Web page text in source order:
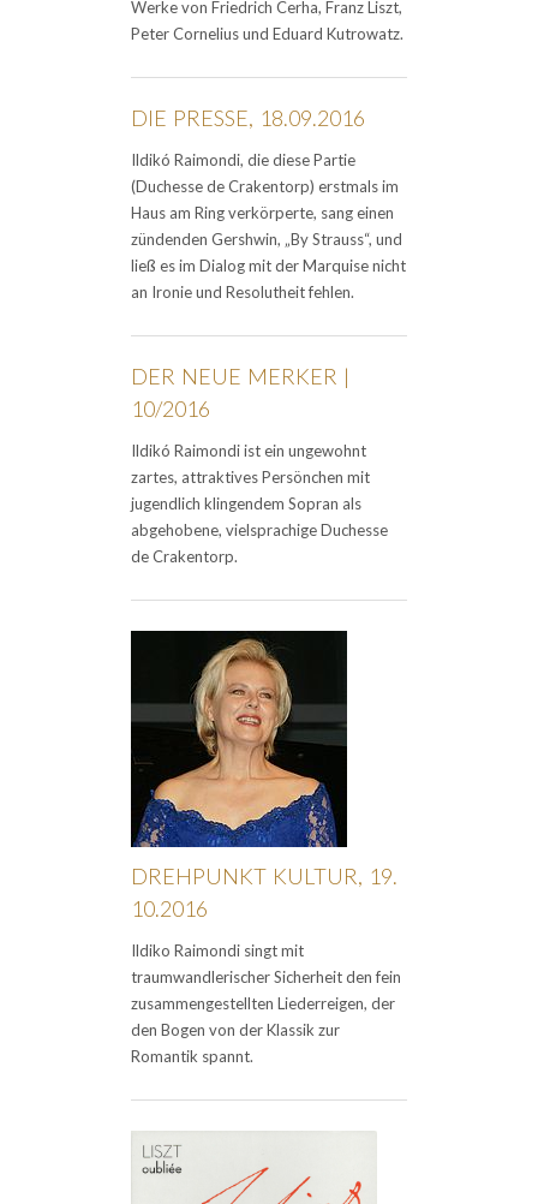
Werke von Friedrich Cerha, Franz Liszt,
Peter Cornelius und Eduard Kutrowatz.
DIE PRESSE, 18.09.2016
Ildikó Raimondi, die diese Partie
(Duchesse de Crakentorp) erstmals im
Haus am Ring verkörperte, sang einen
zündenden Gershwin, „By Strauss“, und
ließ es im Dialog mit der Marquise nicht
an Ironie und Resolutheit fehlen.
DER NEUE MERKER |
10/2016
Ildikó Raimondi ist ein ungewohnt
zartes, attraktives Persönchen mit
jugendlich klingendem Sopran als
abgehobene, vielsprachige Duchesse
de Crakentorp.
DREHPUNKT KULTUR, 19.
10.2016
Ildiko Raimondi singt mit
traumwandlerischer Sicherheit den fein
zusammengestellten Liederreigen, der
den Bogen von der Klassik zur
Romantik spannt.